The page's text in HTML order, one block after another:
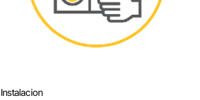
Instalacion